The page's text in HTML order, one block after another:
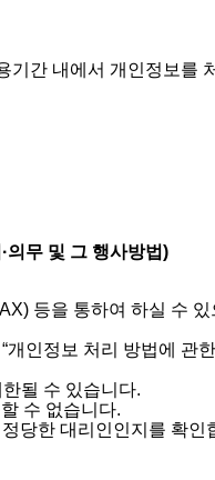
기간 내에서 개인정보를
의무 및 그 행사방법)
등을 통하여 하실 수
인정보 처리 방법에 관
될 수 있습니다.
수 없습니다.
당한 대리인인지를 확인